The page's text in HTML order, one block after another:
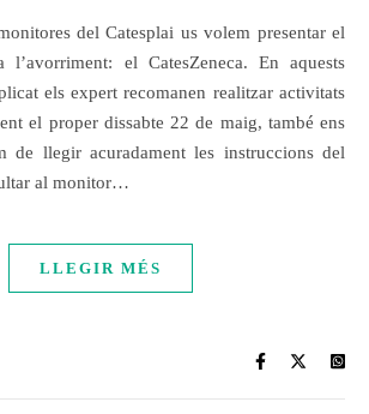
l’avorriment: el CatesZeneca. En aquests
els expert recomanen realitzar activitats
el proper dissabte 22 de maig, també ens
de llegir acuradament les instruccions del
al monitor…
LLEGIR MÉS